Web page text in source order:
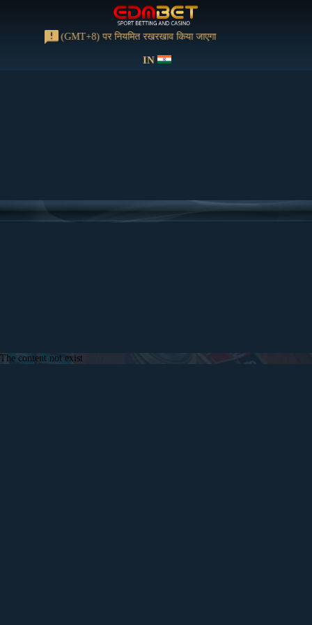
13:00-15:00 (GMT+8) पर नियमित रखरखाव किया जाएगा
IN
The content not exist